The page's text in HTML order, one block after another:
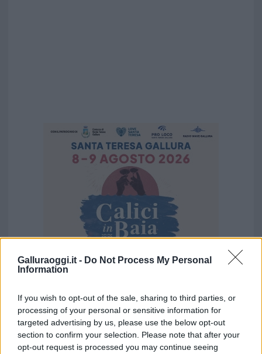
Galluraoggi.it - Do Not Process My Personal
Information
If you wish to opt-out of the sale, sharing to third parties, or
processing of your personal or sensitive information for
targeted advertising by us, please use the below opt-out
section to confirm your selection. Please note that after your
opt-out request is processed you may continue seeing
Vuoi rimuovere le pubblicità nazionali?
Puoi abbonarti asoli € 1,10 al mese
cliccandoqui